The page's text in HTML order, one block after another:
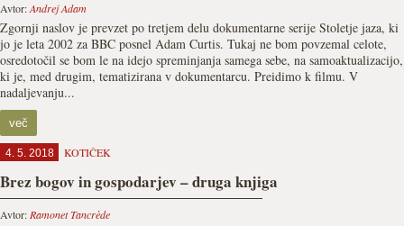
Avtor:Andrej Adam
Zgornji naslov je prevzet po tretjem delu dokumentarne serije Stoletje jaza, ki
jo je leta 2002 za BBC posnel Adam Curtis. Tukaj ne bom povzemal celote,
osredotočil se bom le na idejo spreminjanja samega sebe, na samoaktualizacijo,
ki je, med drugim, tematizirana v dokumentarcu. Preidimo k filmu. V
nadaljevanju...
več
4. 5. 2018 KOTIČEK
Brez bogov in gospodarjev – druga knjiga
Avtor: Ramonet Tancrède